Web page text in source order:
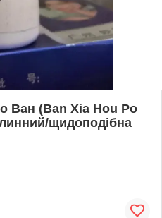
Ван (Ban Xia Hou Po
щидоподібна